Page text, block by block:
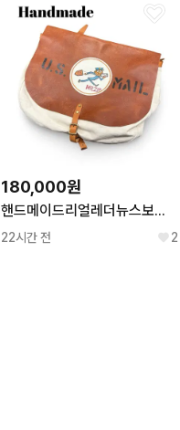
180,000원
핸드메이드리얼레더뉴스보이백
22시간 전 2